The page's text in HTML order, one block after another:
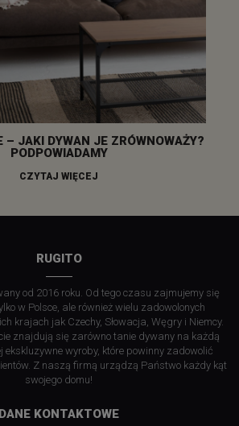
– JAKI DYWAN JE ZRÓWNOWAŻY?
PODPOWIADAMY
CZYTAJ WIĘCEJ
RUGITO
od 2016 roku. Od tego czasu zajmujemy się
w Polsce, ale również wielu zadowolonych
krajach jak Czechy, Słowacja, Węgry i Niemcy.
znajdują się zarówno tanie dywany na każdą
ekskluzywne wyroby, które powinny zadowolić
Z naszą firmą urządzą Państwo każdy kąt
swojego domu!
DANE KONTAKTOWE